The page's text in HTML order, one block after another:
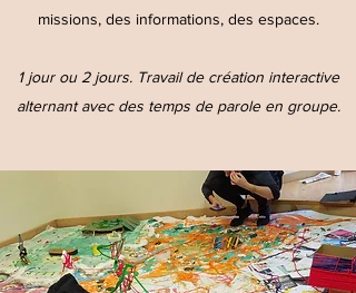
missions, des informations, des espaces.
1 jour ou 2 jours. Travail de création interactive
alternant avec des temps de parole en groupe.